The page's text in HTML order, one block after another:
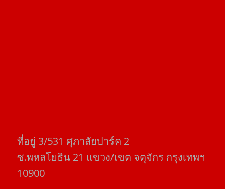
ที่อยู่​ 3/531​ ศุภาลัยปาร์ค​ 2
ซ.พหลโยธิน​ 21​ แขวง/เขต​ จตุจักร​ กรุงเทพฯ
10900